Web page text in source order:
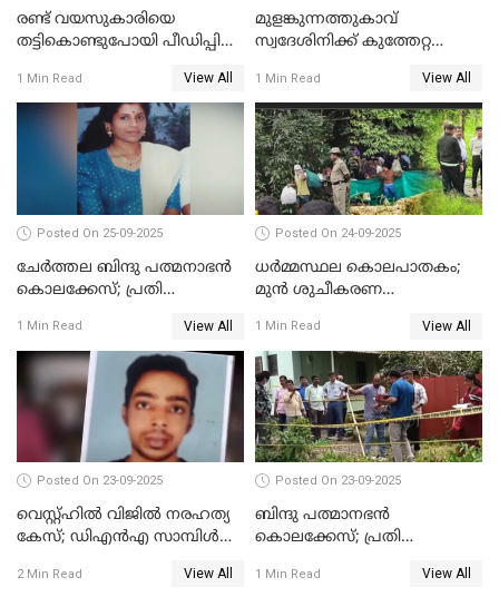
രണ്ട് വയസുകാരിയെ
തട്ടികൊണ്ടുപോയി പീഡിപ്പിച്ച
1 Min Read View All
മുളങ്കുന്നത്തുകാവ്
സ്വദേശിനിക്ക് കുത്തേറ്റ
ജോസഫ് പിടിയില്‍
1 Min Read View All
Posted On 25-09-2025
ചേർത്തല ബിന്ദു പത്മനാഭൻ
കൊലക്കേസ്; പ്രതി
1 Min Read View All
Posted On 24-09-2025
ധർമ്മസ്ഥല കൊലപാതകം;
മുൻ ശുചീകരണ
രേഖപ്പെടുത്തും
1 Min Read View All
Posted On 23-09-2025
വെസ്റ്റ്ഹിൽ വിജിൽ നരഹത്യ
കേസ്; ഡിഎൻഎ സാമ്പിൾ
2 Min Read View All
Posted On 23-09-2025
ബിന്ദു പത്മാനഭന്‍
കൊലക്കേസ്; പ്രതി
രേഖപ്പെടുത്തി
1 Min Read View All